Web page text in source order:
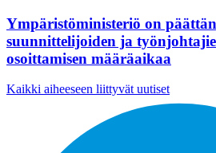
Ympäristöministeriö on
suunnittelijoiden ja
osoittamisen määräaikaa
Kaikki aiheeseen liittyvät uutiset